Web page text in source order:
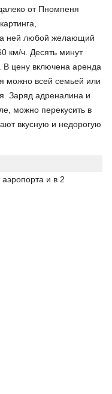
от Пномпеня
ней любой желающий
км/ч. Десять минут
В цену включена аренда
можно всей семьей или
Заряд адреналина и
можно перекусить в
вкусную и недорогую
аэропорта и в 2